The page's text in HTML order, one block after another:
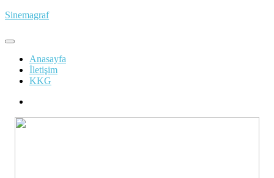
İçeriğe
Sinemagraf
Anasayfa
İletişim
KKG